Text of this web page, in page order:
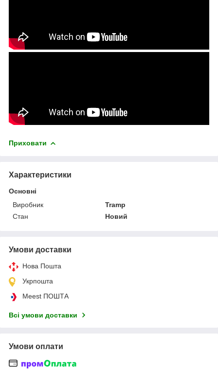
Приховати
Характеристики
Основні
Виробник
Tramp
Стан
Новий
Умови доставки
Нова Пошта
Укрпошта
Meest ПОШТА
Всі умови доставки
Умови оплати